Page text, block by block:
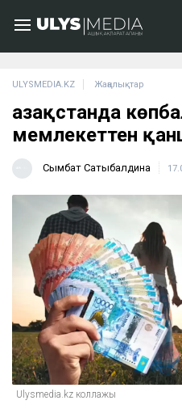
ULYSMEDIA.KZ Жаңалықтар
Қазақстанда
мемлекеттен
Сымбат Сатыбалдина
Ulysmedia.kz коллажы